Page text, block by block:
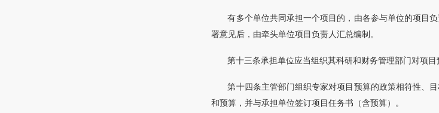
有多个单位共同承担一个项目的，由各参与单位的项目
署意见后，由牵头单位项目负责人汇总编制。
第十三条承担单位应当组织其科研和财务管理部门对项目
第十四条主管部门组织专家对项目预算的政策相符性、
和预算，并与承担单位签订项目任务书（含预算）。